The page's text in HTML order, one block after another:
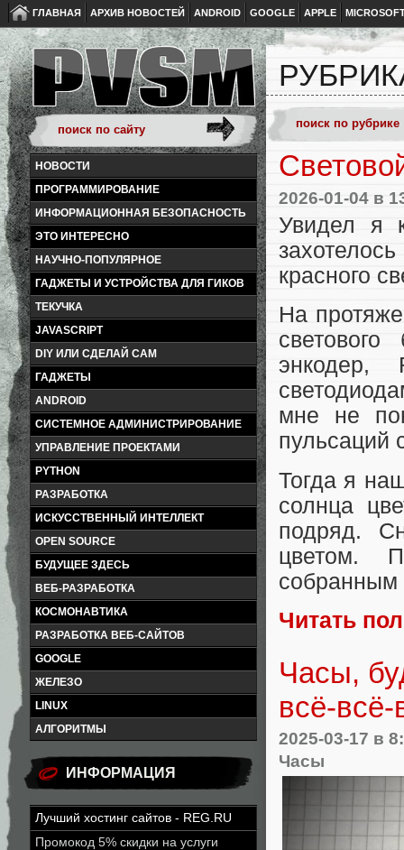
ГЛАВНАЯ АРХИВ НОВОСТЕЙ ANDROID GOOGLE APPLE
НОВОСТИ
ПРОГРАММИРОВАНИЕ
ИНФОРМАЦИОННАЯ БЕЗОПАСНОСТЬ
ЭТО ИНТЕРЕСНО
НАУЧНО-ПОПУЛЯРНОЕ
ГАДЖЕТЫ И УСТРОЙСТВА ДЛЯ ГИКОВ
ТЕКУЧКА
JAVASCRIPT
DIY ИЛИ СДЕЛАЙ САМ
ГАДЖЕТЫ
ANDROID
СИСТЕМНОЕ АДМИНИСТРИРОВАНИЕ
УПРАВЛЕНИЕ ПРОЕКТАМИ
PYTHON
РАЗРАБОТКА
ИСКУССТВЕННЫЙ ИНТЕЛЛЕКТ
OPEN SOURCE
БУДУЩЕЕ ЗДЕСЬ
ВЕБ-РАЗРАБОТКА
КОСМОНАВТИКА
РАЗРАБОТКА ВЕБ-САЙТОВ
GOOGLE
ЖЕЛЕЗО
LINUX
АЛГОРИТМЫ
ИНФОРМАЦИЯ
Лучший хостинг сайтов - REG.RU
Промокод 5% скидки на услуги
2026-01-04 в
Увидел я
красного
На
мне не
пульсаций
Тогда я
солнца
подряд.
цветом.
собранным
Читать
Часы,
всё-
2025-03-17 в
Часы